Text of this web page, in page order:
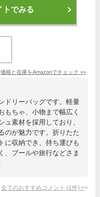
トでみる
価格と在庫をAmazonでチェック >>
ドリーバッグです。軽量
もちゃ、小物まで幅広く
素材を採用しており、
のが魅力です。折りたた
に収納でき、持ち運びも
、プールや旅行などさま
全てのおすすめコメント (1 件) >